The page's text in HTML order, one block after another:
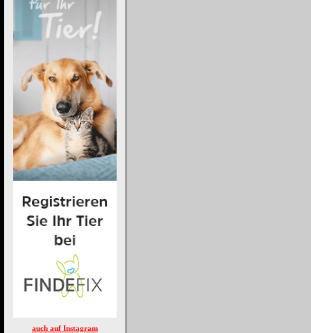
auch auf Instagram